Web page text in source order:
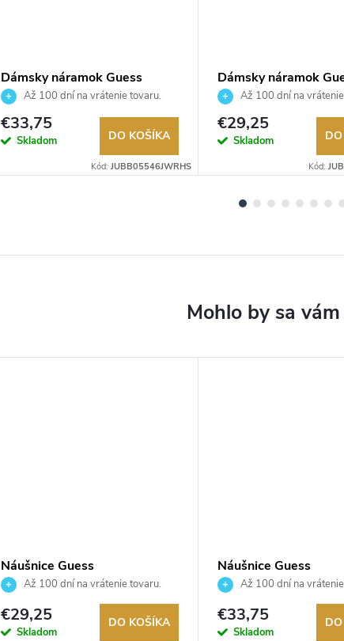
Dámsky náramok Guess
JUBB05546JWRHS
Až 100 dní na vrátenie tovaru.
Autorizovaný predajca.
€33,75
Skladom DO KOŠÍKA
Kód: JUBB05546JWRHS
Dámsky náramok
JUBB02246JWYGS
Až 100 dní na
Autorizovaný predajca.
€29,25
Skladom
Kód:
Náušnice Guess
JUBE02174JWRHT
Až 100 dní na vrátenie tovaru.
Autorizovaný predajca.
€29,25
Skladom
DO KOŠÍKA
Náušnice Guess
JUBE05548JWYGT
Až 100 dní na
Autorizovaný predajca.
€33,75
Skladom